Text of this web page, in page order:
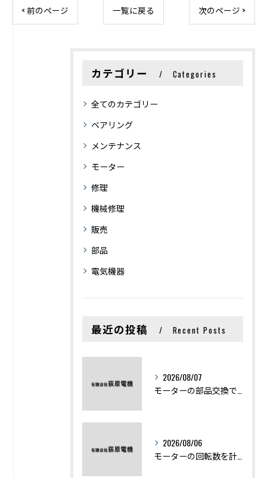
< 前のページ 一覧に戻る 次のページ >
カテゴリー Categories
全てのカテゴリー
ベアリング
メンテナンス
モーター
修理
機械修理
販売
部品
電気機器
最近の投稿 Recent Posts
2026/08/07
2026/08/06